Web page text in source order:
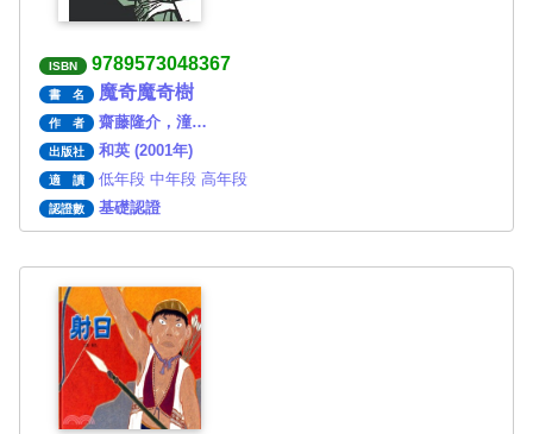
ISBN 9789573048367
書 名 魔奇魔奇樹
作 者 齋藤隆介，潼…
出版社 和英 (2001年)
適 讀 低年段 中年段 高年段
認證數 基礎認證